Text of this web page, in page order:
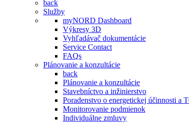
back
Služby
myNORD Dashboard
Výkresy 3D
Vyhľadávač dokumentácie
Service Contact
FAQs
Plánovanie a konzultácie
back
Plánovanie a konzultácie
Stavebníctvo a inžinierstvo
Poradenstvo o energetickej účinnosti a
Monitorovanie podmienok
Individuálne zmluvy